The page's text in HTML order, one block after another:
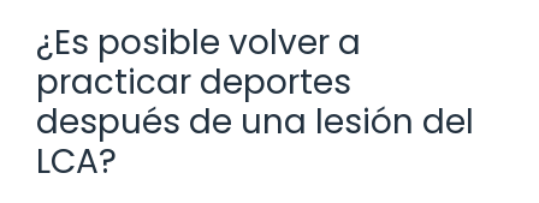
¿Es posible volver a
practicar deportes
después de una lesión del
LCA?